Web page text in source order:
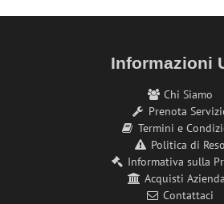
Informazioni
Chi Siamo
Prenota
Termini e
Politica di Reso
Informativa sulla
Acquisti
Contattaci